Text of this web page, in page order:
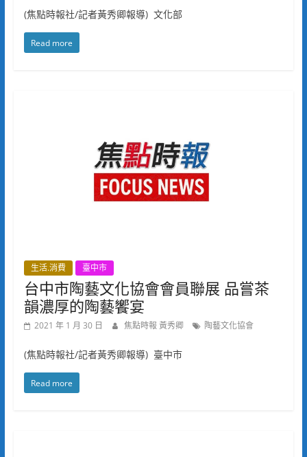
(焦點時報社/記者黃秀卿報導) 文化部
Read more
生活.消費 臺中市
台中市陶藝文化協會會員聯展 品嘗茶
韻濃厚的陶藝饗宴
2021 年 1 月 30 日 焦點時報 黃秀卿 陶藝文化協會
(焦點時報社/記者黃秀卿報導) 臺中市
Read more